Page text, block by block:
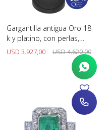
Gargantilla antigua Oro 18
k y platino, con perlas,
brillantes y diamantes.
USD 3.927,00 USD4.620,00